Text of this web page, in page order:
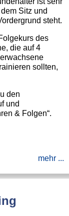
Sitz und
steht.
des
die auf 4
sollten,
den
und
& Folgen“.
mehr ...